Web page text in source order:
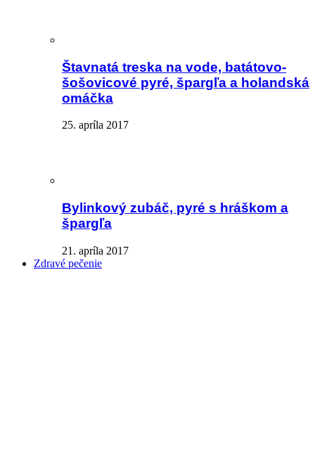
Štavnatá treska na vode, batátovo-
šošovicové pyré, špargľa a holandská
omáčka
25. apríla 2017
Bylinkový zubáč, pyré s hráškom a
špargľa
21. apríla 2017
Zdravé pečenie